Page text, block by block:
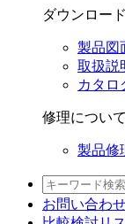
ダウンロード
製品図
取扱説
カタロ
修理について
製品修
お問い合わ